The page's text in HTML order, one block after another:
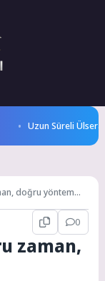
Uzun Süreli Ülseratif
doğru yöntem
0
zaman,